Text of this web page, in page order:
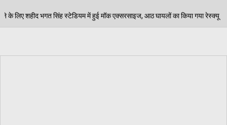
मॉक एक्सरसाइज, आठ घायलों का किया गया रेस्क्यू 06/08/2026 पेड़